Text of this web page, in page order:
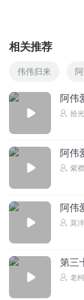
相关推荐
伟伟归来
阿伟
拾
阿伟
紫
阿伟
莫
第三
老